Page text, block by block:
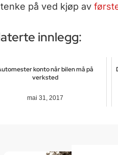
på ved kjøp av
innlegg:
konto når bilen må på
verksted
mai 31, 2017